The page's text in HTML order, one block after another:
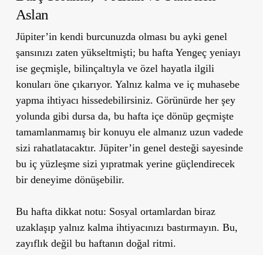
Aslan
Jüpiter’in kendi burcunuzda olması bu ayki genel
şansınızı zaten yükseltmişti; bu hafta Yengeç yeniayı
ise geçmişle, bilinçaltıyla ve özel hayatla ilgili
konuları öne çıkarıyor. Yalnız kalma ve iç muhasebe
yapma ihtiyacı hissedebilirsiniz. Görünürde her şey
yolunda gibi dursa da, bu hafta içe dönüp geçmişte
tamamlanmamış bir konuyu ele almanız uzun vadede
sizi rahatlatacaktır. Jüpiter’in genel desteği sayesinde
bu iç yüzleşme sizi yıpratmak yerine güçlendirecek
bir deneyime dönüşebilir.
Bu hafta dikkat notu: Sosyal ortamlardan biraz
uzaklaşıp yalnız kalma ihtiyacınızı bastırmayın. Bu,
zayıflık değil bu haftanın doğal ritmi.